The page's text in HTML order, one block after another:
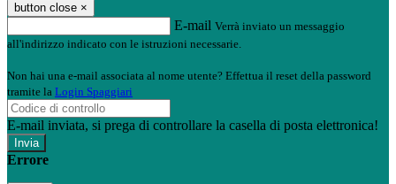
button close ×
E-mail Verrà inviato un messaggio
all'indirizzo indicato con le istruzioni necessarie.
Non hai una e-mail associata al nome utente? Effettua il reset della password
tramite la Login Spaggiari
E-mail inviata, si prega di controllare la casella di posta elettronica!
Errore